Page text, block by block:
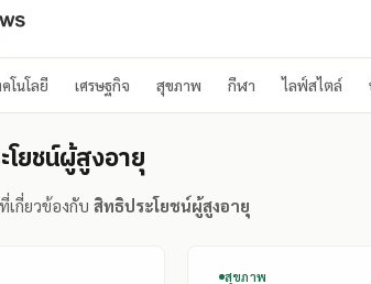
โนโลยี เศรษฐกิจ สุขภาพ กีฬา ไลฟ์สไตล์
ระโยชน์ผู้สูงอายุ
ยชน์ผู้สูงอายุ
กี่ยวข้องกับ สิทธิประโยชน์ผู้สูงอายุ
สุขภาพ